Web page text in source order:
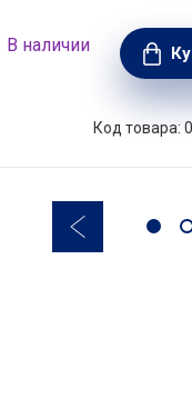
В наличии
Код товара: